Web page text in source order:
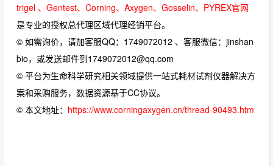
trigel 、Gentest、Corning、Axygen、Gosselin、PYREX官网
是专业的授权总代理区域代理经销平台。
© 如需询价，请加客服QQ：1749072012 、客服微信：jinshan
bio，或发送邮件到1749072012@qq.com
© 平台为生命科学研究相关领域提供一站式耗材试剂仪器解决方
案和采购服务，数据资源基于CC协议。
© 本文地址： https://www.corningaxygen.cn/thread-90493.htm